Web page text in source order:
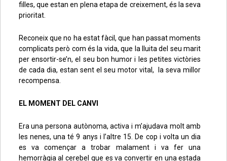
filles, que estan en plena etapa de creixement, és la seva
prioritat.
Reconeix que no ha estat fàcil, que han passat moments
complicats però com és la vida, que la lluita del seu marit
per ensortir-se’n, el seu bon humor i les petites victòries
de cada dia, estan sent el seu motor vital, la seva millor
recompensa.
EL MOMENT DEL CANVI
Era una persona autònoma, activa i m’ajudava molt amb
les nenes, una té 9 anys i l’altre 15. De cop i volta un dia
es va començar a trobar malament i va fer una
hemorràgia al cerebel que es va convertir en una estada